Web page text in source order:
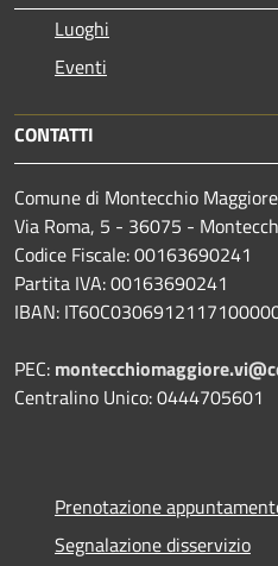
Luoghi
Eventi
CONTATTI
Comune di Montecchio Maggiore
Via Roma, 5 - 36075 -
Codice Fiscale: 00163690241
Partita IVA: 00163690241
IBAN:
PEC:
Centralino Unico: 0444705601
Prenotazione
Segnalazione disservizio